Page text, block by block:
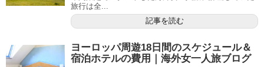
旅行は全...
記事を読む
ヨーロッパ周遊18日間のスケジュール＆
宿泊ホテルの費用｜海外女一人旅ブログ